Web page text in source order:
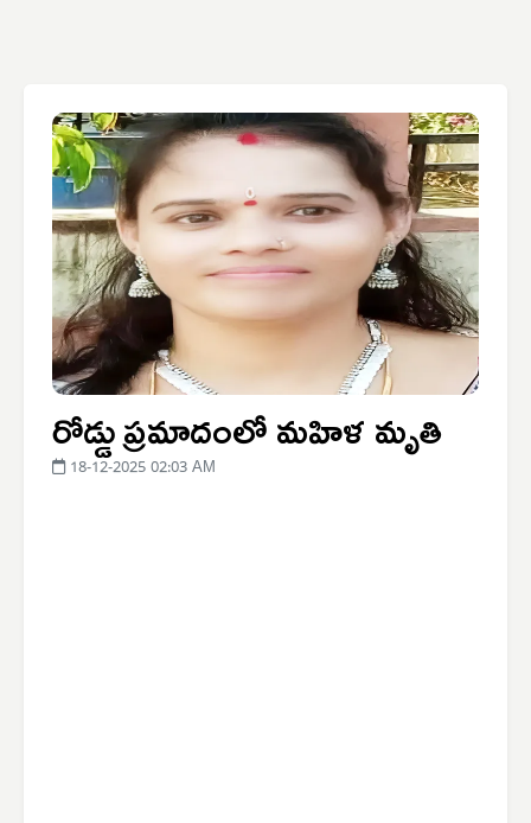
రోడ్డు ప్రమాదంలో మహిళ మృతి
18-12-2025 02:03 AM